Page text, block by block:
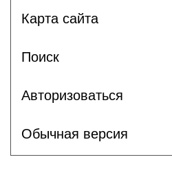
Карта сайта
Поиск
Авторизоваться
Обычная версия